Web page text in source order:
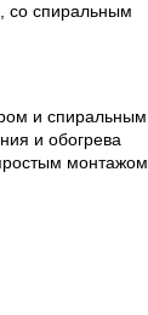
со спиральным
и спиральным
и обогрева
монтажом.